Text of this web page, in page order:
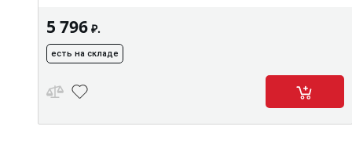
5 796 ₽.
есть на складе